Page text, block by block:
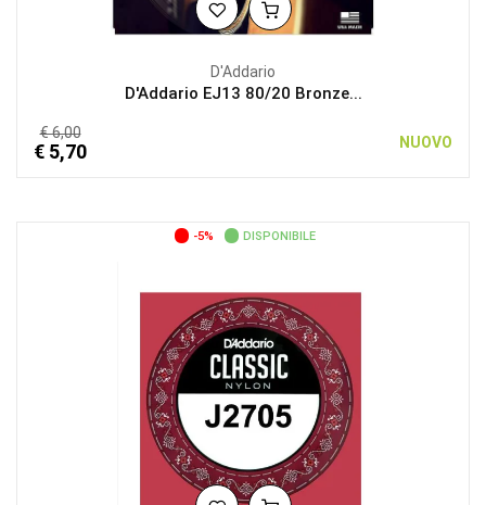
D'Addario
D'Addario EJ13 80/20 Bronze...
€ 6,00
€ 5,70 NUOVO
-5% DISPONIBILE